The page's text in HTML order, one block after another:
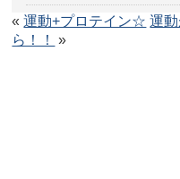
«運動+プロテイン☆ 運
ら！！
»